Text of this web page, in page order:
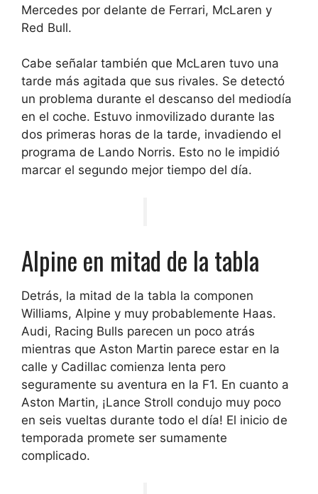
Mercedes por delante de Ferrari, McLaren y
Red Bull.
Cabe señalar también que McLaren tuvo una
tarde más agitada que sus rivales. Se detectó
un problema durante el descanso del mediodía
en el coche. Estuvo inmovilizado durante las
dos primeras horas de la tarde, invadiendo el
programa de Lando Norris. Esto no le impidió
marcar el segundo mejor tiempo del día.
Alpine en mitad de la tabla
Detrás, la mitad de la tabla la componen
Williams, Alpine y muy probablemente Haas.
Audi, Racing Bulls parecen un poco atrás
mientras que Aston Martin parece estar en la
calle y Cadillac comienza lenta pero
seguramente su aventura en la F1. En cuanto a
Aston Martin, ¡Lance Stroll condujo muy poco
en seis vueltas durante todo el día! El inicio de
temporada promete ser sumamente
complicado.